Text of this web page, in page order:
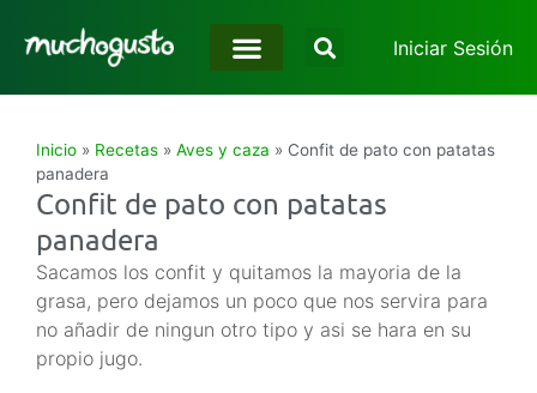
Iniciar Sesión
Inicio » Recetas » Aves y caza » Confit de pato con patatas
panadera
Confit de pato con patatas
panadera
Sacamos los confit y quitamos la mayoria de la
grasa, pero dejamos un poco que nos servira para
no añadir de ningun otro tipo y asi se hara en su
propio jugo.